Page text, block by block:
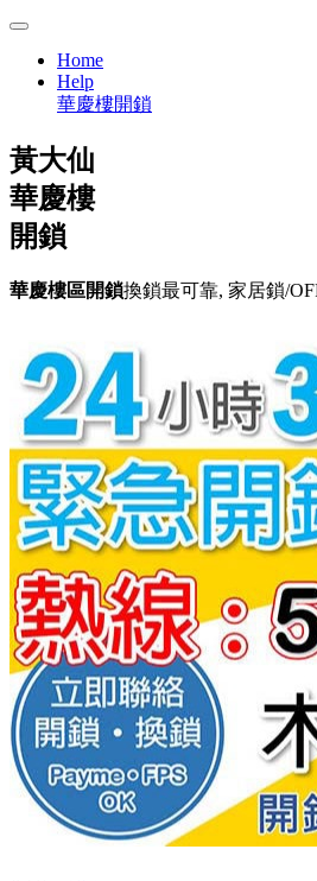
Home
Help
華慶樓開鎖
黃大仙
華慶樓
開鎖
華慶樓區開鎖換鎖最可靠, 家居鎖/